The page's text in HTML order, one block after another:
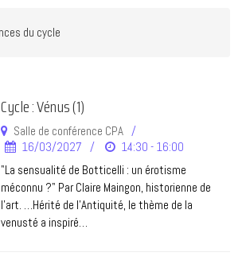
Cycle : Vénus (1)
Salle de conférence CPA
16/03/2027
14:30 - 16:00
"La sensualité de Botticelli : un érotisme
méconnu ?" Par Claire Maingon, historienne de
l’art. …Hérité de l’Antiquité, le thème de la
venusté a inspiré…